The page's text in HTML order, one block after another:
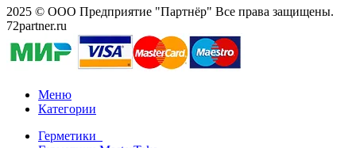
2025 © ООО Предприятие "Партнёр" Все права защищены.
72partner.ru
Меню
Категории
Герметики